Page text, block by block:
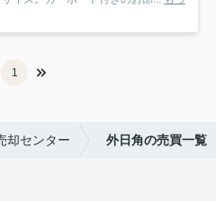
1
却センター 外日角の売買一覧